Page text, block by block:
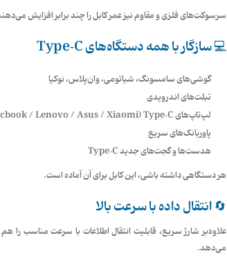
سرسوکت‌های فلزی و مقاوم نیز عمر کابل را چند برابر افزایش
💻 سازگار با همه دستگاه‌های Type‑C
گوشی‌های سامسونگ، شیائومی، وان‌پلاس، نوکیا
تبلت‌های اندرویدی
لپ‌تاپ‌های Type‑C (Macbook / Lenovo / Asus / Xiaomi و …)
پاوربانک‌های سریع
هدست‌ها و گجت‌های جدید Type‑C
هر دستگاهی داشته باشی، این کابل برای آن آماده است.
🔄 انتقال داده با سرعت بالا
علاوه‌بر شارژ سریع، قابلیت انتقال اطلاعات با سرعت مناسب را
می‌دهد.